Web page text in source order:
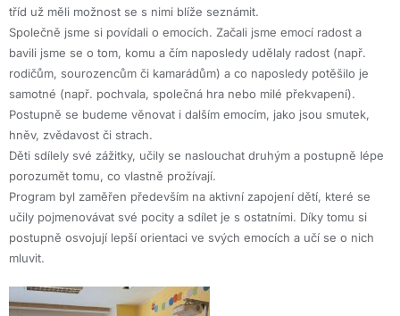
tříd už měli možnost se s nimi blíže seznámit.
Společně jsme si povídali o emocích. Začali jsme emocí radost a
bavili jsme se o tom, komu a čím naposledy udělaly radost (např.
rodičům, sourozencům či kamarádům) a co naposledy potěšilo je
samotné (např. pochvala, společná hra nebo milé překvapení).
Postupně se budeme věnovat i dalším emocím, jako jsou smutek,
hněv, zvědavost či strach.
Děti sdílely své zážitky, učily se naslouchat druhým a postupně lépe
porozumět tomu, co vlastně prožívají.
Program byl zaměřen především na aktivní zapojení dětí, které se
učily pojmenovávat své pocity a sdílet je s ostatními. Díky tomu si
postupně osvojují lepší orientaci ve svých emocích a učí se o nich
mluvit.